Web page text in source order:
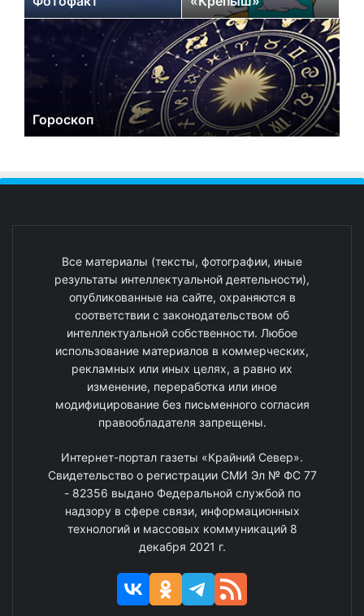
Гороскоп
Все материалы (тексты, фотографии, иные
результаты интеллектуальной деятельности),
опубликованные на сайте, охраняются в
соответствии с законодательством об
интеллектуальной собственности. Любое
использование материалов в коммерческих,
рекламных или иных целях, а равно их
изменение, переработка или иное
модифицирование без письменного согласия
правообладателя запрещены.
Интернет-портал газеты «Крайний Север».
Свидетельство о регистрации СМИ Эл № ФС 77
- 82356 выдано Федеральной службой по
надзору в сфере связи, информационных
технологий и массовых коммуникаций 8
декабря 2021 г.